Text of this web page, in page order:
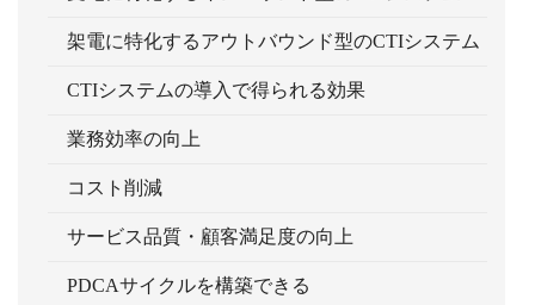
架電に特化するアウトバウンド型のCTIシステム
CTIシステムの導入で得られる効果
業務効率の向上
コスト削減
サービス品質・顧客満足度の向上
PDCAサイクルを構築できる